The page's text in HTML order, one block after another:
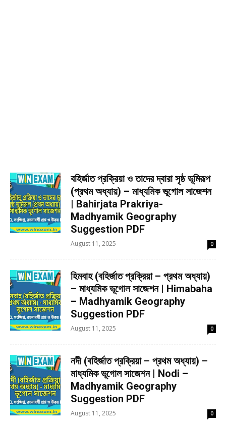
বহির্জাত প্রক্রিয়া ও তাদের দ্বারা সৃষ্ঠ ভূমিরূপ
(প্রথম অধ্যায়) – মাধ্যমিক ভূগোল সাজেশন
| Bahirjata Prakriya-
Madhyamik Geography
Suggestion PDF
August 11, 2025 0
হিমবাহ (বহির্জাত প্রক্রিয়া – প্রথম অধ্যায়)
– মাধ্যমিক ভূগোল সাজেশন | Himabaha
– Madhyamik Geography
Suggestion PDF
August 11, 2025 0
নদী (বহির্জাত প্রক্রিয়া – প্রথম অধ্যায়) –
মাধ্যমিক ভূগোল সাজেশন | Nodi –
Madhyamik Geography
Suggestion PDF
August 11, 2025 0